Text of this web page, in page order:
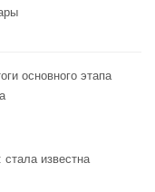
основного этапа
известна